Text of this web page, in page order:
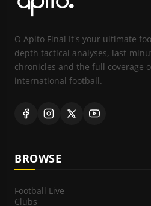
O Apito Final It's your ultimate
depth tactical analyses, last-
chronicles and the full coverage
international football.
BROWSE
Football Live
Clubs